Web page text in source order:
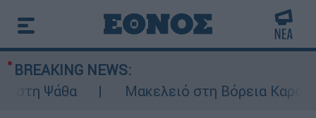
BREAKING NEWS:
Ψάθα
Μακελειό στη Βόρεια Καρολίνα